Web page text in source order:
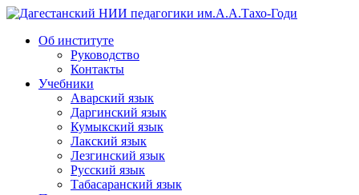
Дагестанский НИИ педагогики им.А.А.Тахо-Годи
Об институте
Руководство
Контакты
Учебники
Аварский язык
Даргинский язык
Кумыкский язык
Лакский язык
Лезгинский язык
Русский язык
Табасаранский язык